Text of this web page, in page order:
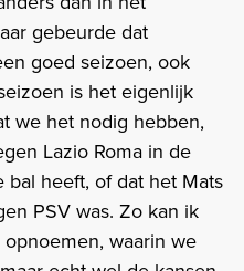
gebeurde dat
goed seizoen, ook
is het eigenlijk
we het nodig hebben,
Lazio Roma in de
heeft, of dat het Mats
PSV was. Zo kan ik
waarin we